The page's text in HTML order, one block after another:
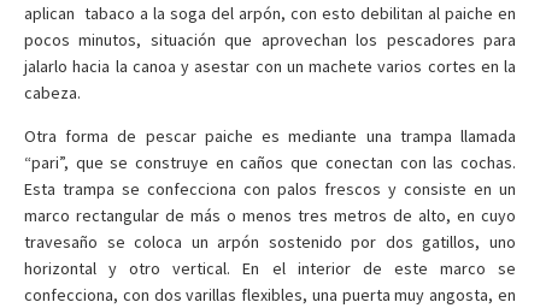
aplican tabaco a la soga del arpón, con esto debilitan al paiche en
pocos minutos, situación que aprovechan los pescadores para
jalarlo hacia la canoa y asestar con un machete varios cortes en la
cabeza.
Otra forma de pescar paiche es mediante una trampa llamada
“pari”, que se construye en caños que conectan con las cochas.
Esta trampa se confecciona con palos frescos y consiste en un
marco rectangular de más o menos tres metros de alto, en cuyo
travesaño se coloca un arpón sostenido por dos gatillos, uno
horizontal y otro vertical. En el interior de este marco se
confecciona, con dos varillas flexibles, una puerta muy angosta, en